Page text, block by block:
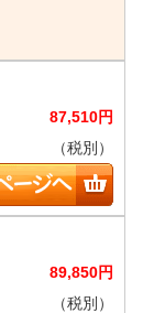
87,510円
（税別）
89,850円
（税別）